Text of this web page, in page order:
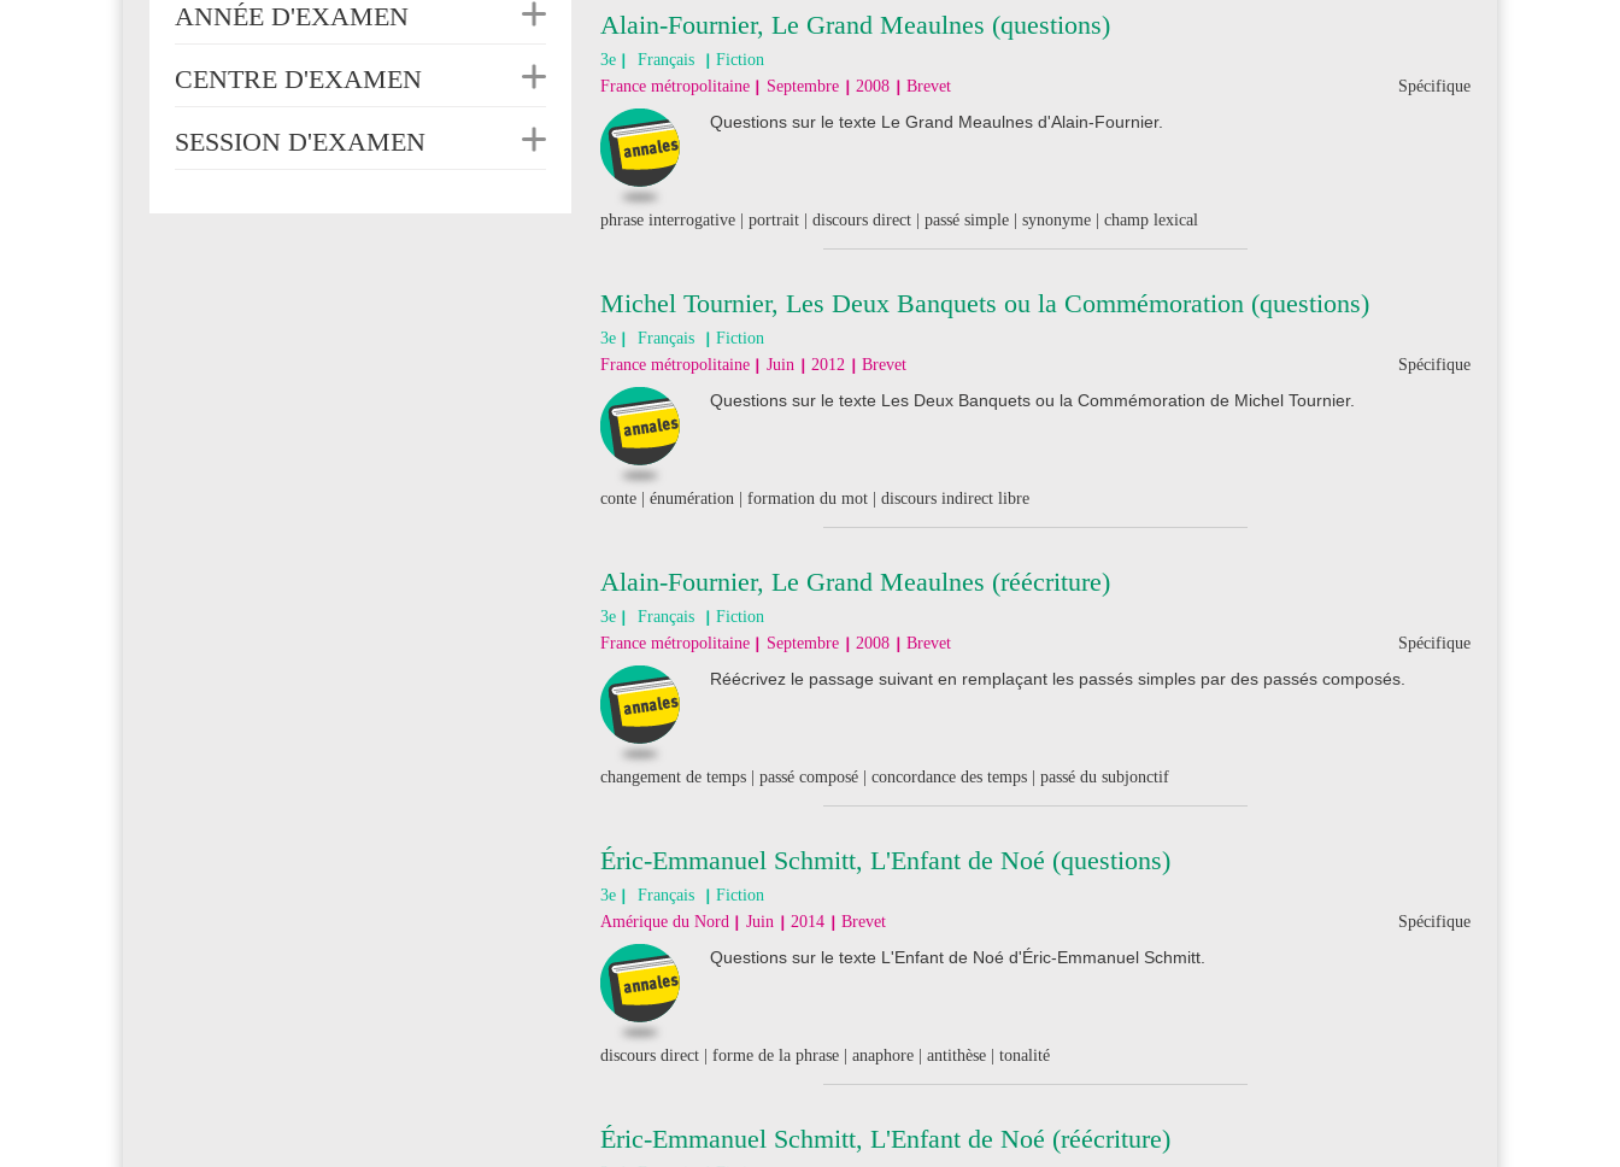
ANNÉE D'EXAMEN
CENTRE D'EXAMEN
SESSION D'EXAMEN
Alain-Fournier, Le Grand Meaulnes (questions)
3e Français
Fiction
Spécifique
France métropolitaine Septembre 2008 Brevet
Questions sur le texte Le Grand Meaulnes d'Alain-Fournier.
phrase interrogative | portrait | discours direct | passé simple | synonyme | champ lexical
Michel Tournier, Les Deux Banquets ou la Commémoration (questions)
3e Français
Fiction
Spécifique
France métropolitaine Juin 2012 Brevet
Questions sur le texte Les Deux Banquets ou la Commémoration de Michel Tournier.
conte | énumération | formation du mot | discours indirect libre
Alain-Fournier, Le Grand Meaulnes (réécriture)
3e Français
Fiction
Spécifique
France métropolitaine Septembre 2008 Brevet
Réécrivez le passage suivant en remplaçant les passés simples par des passés composés.
changement de temps | passé composé | concordance des temps | passé du subjonctif
Éric-Emmanuel Schmitt, L'Enfant de Noé (questions)
3e Français
Fiction
Spécifique
Amérique du Nord Juin 2014 Brevet
Questions sur le texte L'Enfant de Noé d'Éric-Emmanuel Schmitt.
discours direct | forme de la phrase | anaphore | antithèse | tonalité
Éric-Emmanuel Schmitt, L'Enfant de Noé (réécriture)